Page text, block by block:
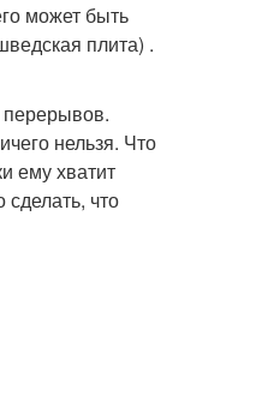
может быть
плита) .
перерывов.
нельзя. Что
ему хватит
что